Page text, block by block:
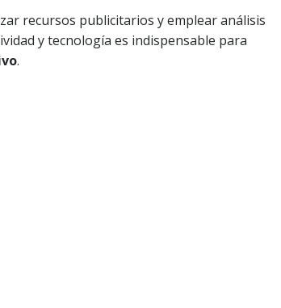
recursos publicitarios y emplear análisis
y tecnología es indispensable para
.